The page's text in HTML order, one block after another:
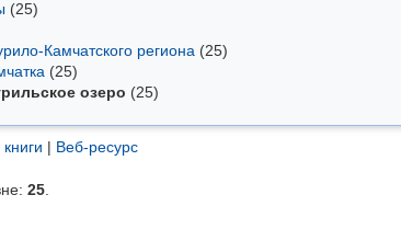
(25)
Камчатского региона (25)
(25)
озеро (25)
| Веб-ресурс
25